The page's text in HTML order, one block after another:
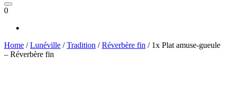
0
Home /Lunéville /Tradition /Réverbère fin / 1x Plat amuse-gueule
– Réverbère fin